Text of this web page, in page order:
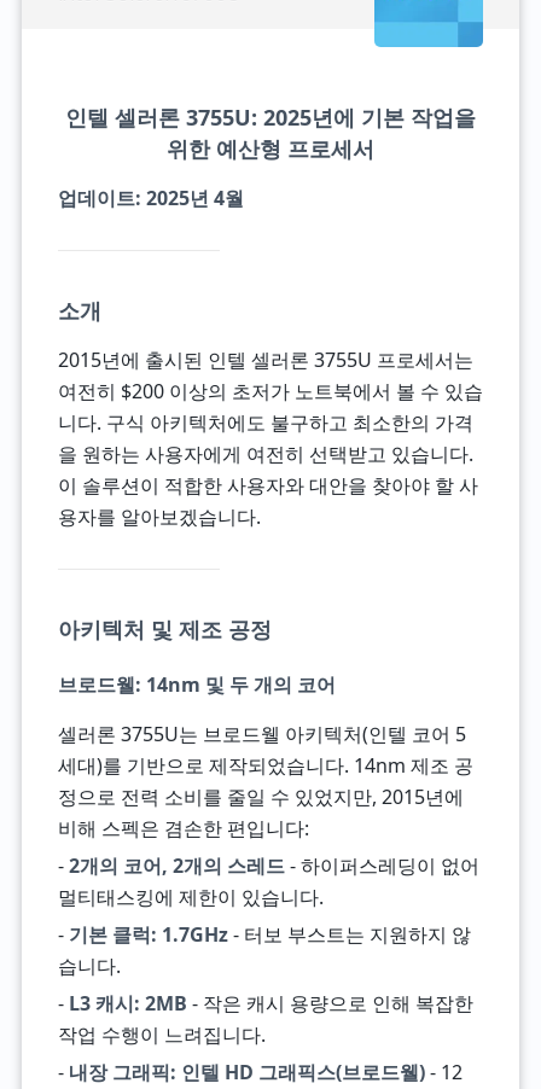
인텔 셀러론 3755U: 2025년에 기본 작업을
위한 예산형 프로세서
업데이트: 2025년 4월
소개
2015년에 출시된 인텔 셀러론 3755U 프로세서는
여전히 $200 이상의 초저가 노트북에서 볼 수 있습
니다. 구식 아키텍처에도 불구하고 최소한의 가격
을 원하는 사용자에게 여전히 선택받고 있습니다.
이 솔루션이 적합한 사용자와 대안을 찾아야 할 사
용자를 알아보겠습니다.
아키텍처 및 제조 공정
브로드웰: 14nm 및 두 개의 코어
셀러론 3755U는 브로드웰 아키텍처(인텔 코어 5
세대)를 기반으로 제작되었습니다. 14nm 제조 공
정으로 전력 소비를 줄일 수 있었지만, 2015년에
비해 스펙은 겸손한 편입니다:
-2개의 코어, 2개의 스레드- 하이퍼스레딩이 없어
멀티태스킹에 제한이 있습니다.
- 기본 클럭: 1.7GHz- 터보 부스트는 지원하지 않
습니다.
- L3 캐시: 2MB - 작은 캐시 용량으로 인해 복잡한
작업 수행이 느려집니다.
- 내장 그래픽: 인텔 HD 그래픽스(브로드웰)- 12